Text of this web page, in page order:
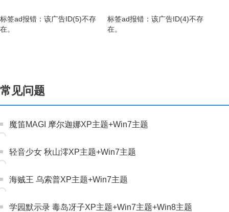
标签ad报错：该广告ID(5)不存
在。
标签ad报错：该广告ID(4)不存
在。
常见问题
魔笛MAGI 摩尔迦娜XP主题+Win7主题
轻音少女 秋山澪XP主题+Win7主题
海贼王 乌索普XP主题+Win7主题
学园默示录 毒岛冴子XP主题+Win7主题+Win8主题